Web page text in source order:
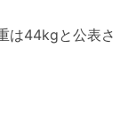
は44kgと公表さ